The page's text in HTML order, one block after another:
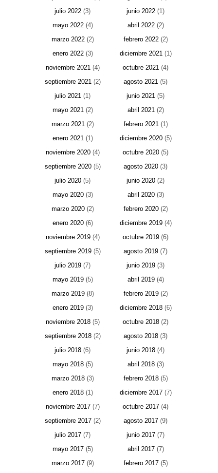
julio 2022 (3) junio 2022 (1)
mayo 2022(4) abril 2022(2)
marzo 2022(2) febrero 2022(2)
enero 2022(3) diciembre 2021(1)
noviembre 2021(4) octubre 2021 (4)
septiembre 2021(2) agosto 2021 (5)
julio 2021 (1) junio 2021 (5)
mayo 2021(2) abril 2021(2)
marzo 2021(2) febrero 2021(1)
enero 2021(1) diciembre 2020(5)
noviembre 2020(4) octubre 2020 (5)
septiembre 2020(5) agosto 2020 (3)
julio 2020 (5) junio 2020 (2)
mayo 2020(3) abril 2020(3)
marzo 2020(2) febrero 2020(2)
enero 2020(6) diciembre 2019(4)
noviembre 2019(4) octubre 2019 (6)
septiembre 2019(5) agosto 2019 (7)
julio 2019 (7) junio 2019 (3)
mayo 2019(5) abril 2019(4)
marzo 2019(8) febrero 2019(2)
enero 2019(3) diciembre 2018(6)
noviembre 2018(5) octubre 2018 (2)
septiembre 2018(2) agosto 2018 (3)
julio 2018 (6) junio 2018 (4)
mayo 2018(5) abril 2018(3)
marzo 2018(3) febrero 2018(5)
enero 2018(1) diciembre 2017(7)
noviembre 2017(7) octubre 2017 (4)
septiembre 2017(2) agosto 2017 (9)
julio 2017 (7) junio 2017 (7)
mayo 2017(5) abril 2017(7)
marzo 2017(9) febrero 2017(5)